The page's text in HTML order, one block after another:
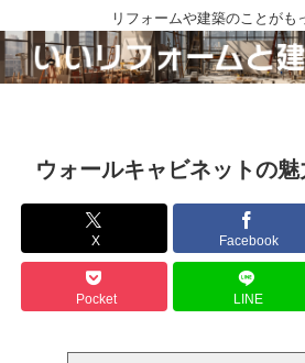
リフォームや建築のことがも
ウォールキャビネットの魅
X Facebook
Pocket LINE